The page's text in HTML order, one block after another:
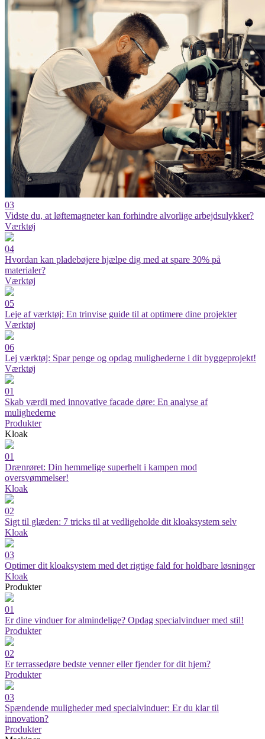
03
Vidste du, at løftemagneter kan forhindre alvorlige arbejdsulykker?
Værktøj
04
Hvordan kan pladebøjere hjælpe dig med at spare 30% på
materialer?
Værktøj
05
Leje af værktøj: En trinvise guide til at optimere dine projekter
Værktøj
06
Lej værktøj: Spar penge og opdag mulighederne i dit byggeprojekt!
Værktøj
01
Skab værdi med innovative facade døre: En analyse af
mulighederne
Produkter
Kloak
01
Drænrøret: Din hemmelige superhelt i kampen mod
oversvømmelser!
Kloak
02
Sigt til glæden: 7 tricks til at vedligeholde dit kloaksystem selv
Kloak
03
Optimer dit kloaksystem med det rigtige fald for holdbare løsninger
Kloak
Produkter
01
Er dine vinduer for almindelige? Opdag specialvinduer med stil!
Produkter
02
Er terrassedøre bedste venner eller fjender for dit hjem?
Produkter
03
Spændende muligheder med specialvinduer: Er du klar til
innovation?
Produkter